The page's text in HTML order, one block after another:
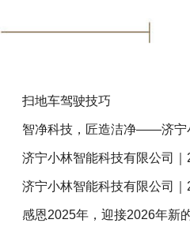
扫地车驾驶技巧
智净科技，匠造洁净——济宁
济宁小林智能科技有限公司
感恩2025年，迎接2026年新